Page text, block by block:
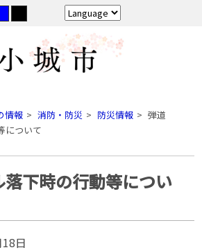
情報 消防・防災 防災情報
弾道
について
下時の行動等につい
日